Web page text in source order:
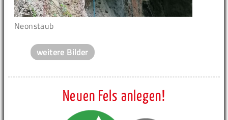
Neonstaub
weitere Bilder
Neuen Fels anlegen!